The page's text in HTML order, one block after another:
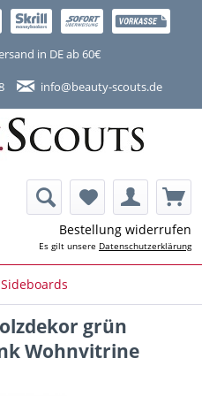
in DE ab 60€
info@beauty-scouts.de
Bestellung widerrufen
Es gilt unsere Datenschutzerklärung
grün
Wohnvitrine